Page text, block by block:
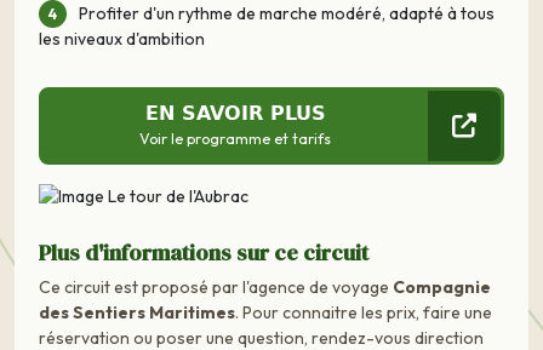
Profiter d'un rythme de marche modéré, adapté à tous
les niveaux d'ambition
EN SAVOIR PLUS
Voir le programme et tarifs
Plus d'informations sur ce circuit
Ce circuit est proposé par l'agence de voyage Compagnie
des Sentiers Maritimes. Pour connaitre les prix, faire une
réservation ou poser une question, rendez-vous direction